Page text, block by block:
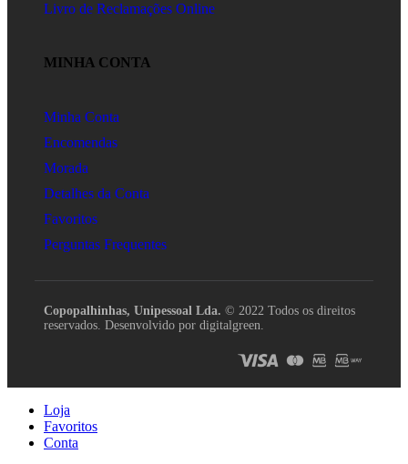
Livro de Reclamações Online
MINHA CONTA
Minha Conta
Encomendas
Morada
Detalhes da Conta
Favoritos
Perguntas Frequentes
Copopalhinhas, Unipessoal Lda. © 2022 Todos os direitos
reservados. Desenvolvido por digitalgreen.
Loja
Favoritos
Conta